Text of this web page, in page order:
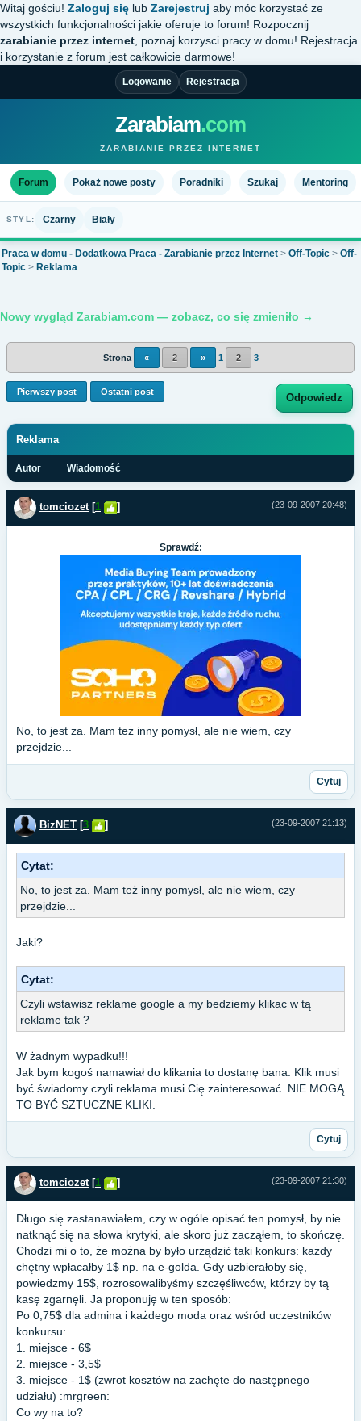
Witaj gościu! Zaloguj się lub Zarejestruj aby móc korzystać ze
wszystkich funkcjonalności jakie oferuje to forum! Rozpocznij
zarabianie przez internet , poznaj korzysci pracy w domu! Rejestracja
i korzystanie z forum jest całkowicie darmowe!
Logowanie Rejestracja
Zarabiam.com
ZARABIANIE PRZEZ INTERNET
Forum Pokaż nowe posty Poradniki Szukaj Mentoring
STYL: Czarny Biały
Praca w domu - Dodatkowa Praca - Zarabianie przez Internet > Off-Topic > Off-
Topic > Reklama
Nowy wygląd Zarabiam.com — zobacz, co się zmieniło →
Strona « 2 » 1 2 3
Pierwszy post Ostatni post Odpowiedz
Reklama
Autor Wiadomość
(23-09-2007 20:48)
tomciozet [1 ]
Sprawdź:
No, to jest za. Mam też inny pomysł, ale nie wiem, czy
przejdzie...
Cytuj
(23-09-2007 21:13)
BizNET [3 ]
Cytat:
No, to jest za. Mam też inny pomysł, ale nie wiem, czy
przejdzie...
Jaki?
Cytat:
Czyli wstawisz reklame google a my bedziemy klikac w tą
reklame tak ?
W żadnym wypadku!!!
Jak bym kogoś namawiał do klikania to dostanę bana. Klik musi
być świadomy czyli reklama musi Cię zainteresować. NIE MOGĄ
TO BYĆ SZTUCZNE KLIKI.
Cytuj
(23-09-2007 21:30)
tomciozet [1 ]
Długo się zastanawiałem, czy w ogóle opisać ten pomysł, by nie
natknąć się na słowa krytyki, ale skoro już zacząłem, to skończę.
Chodzi mi o to, że można by było urządzić taki konkurs: każdy
chętny wpłacałby 1$ np. na e-golda. Gdy uzbierałoby się,
powiedzmy 15$, rozrosowalibyśmy szczęśliwców, którzy by tą
kasę zgarnęli. Ja proponuję w ten sposób:
Po 0,75$ dla admina i każdego moda oraz wśród uczestników
konkursu:
1. miejsce - 6$
2. miejsce - 3,5$
3. miejsce - 1$ (zwrot kosztów na zachęte do następnego
udziału) :mrgreen:
Co wy na to?